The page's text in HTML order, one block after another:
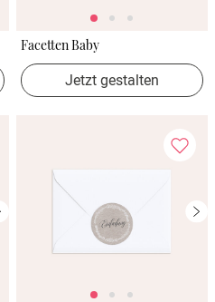
Facetten Baby
Jetzt gestalten